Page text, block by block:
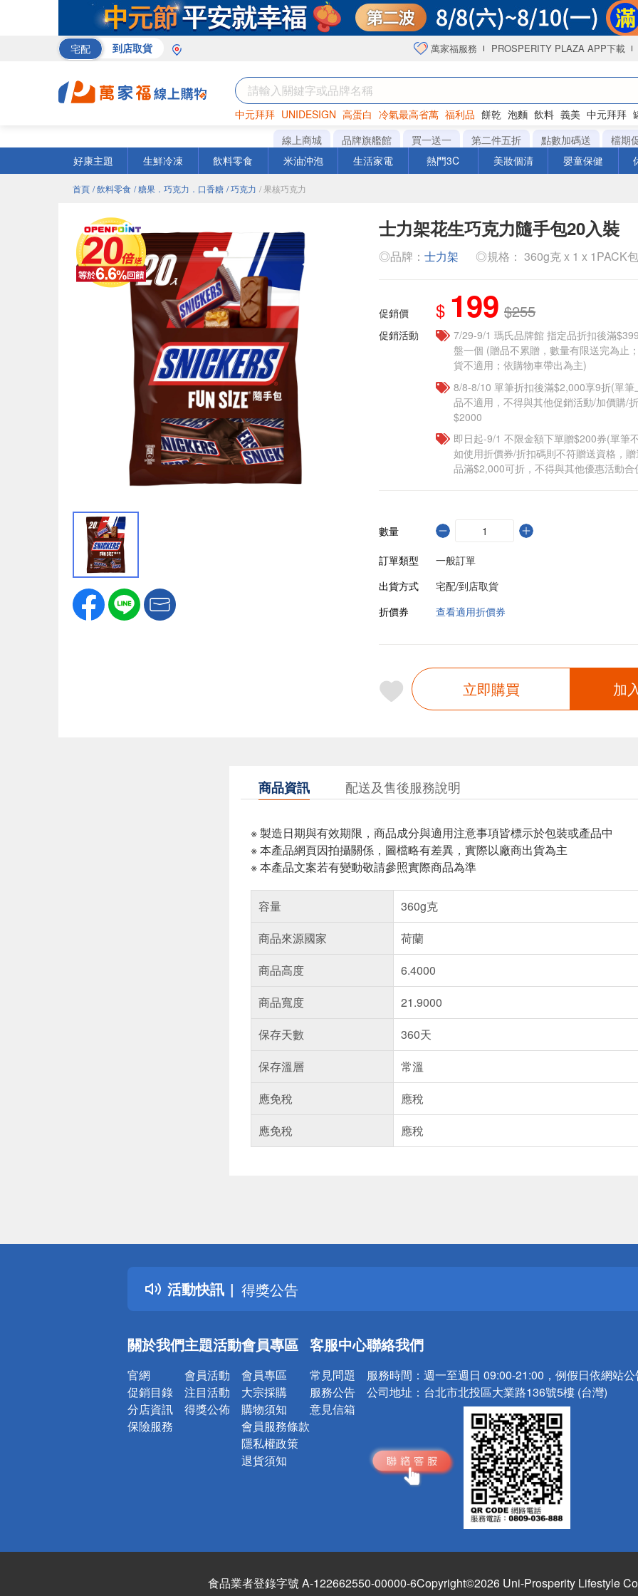
宅配 到店取貨 萬家福服務 PROSPERITY PLAZA APP下載
中元拜拜 UNIDESIGN 高蛋白 冷氣最高省萬 福利品 餅乾 泡麵 飲料 義美 中元拜拜
巧克力 衛生紙 咖啡
線上商城 品牌旗艦館 買一送一 第二件五折 點數加碼送
檔期
好康主題
生鮮冷凍 飲料零食 米油沖泡 生活家電 熱門3C 美妝個清 嬰童保健
首頁 / 飲料零食 / 糖果．巧克力．口香糖 / 巧克力 / 果核巧克力
士力架花生巧克力隨手包20入裝
◎品牌： 士力架 ◎規格： 360g克 x 1 x 1PACK包
促銷價 $ 199 $255
促銷活動
7/29-9/1 瑪氏品牌館 指定品折扣後滿
盤一個​ (贈品不累贈，數量有限送完為止
貨不適用；依購物車帶出為主)
8/8-8/10 單筆折扣後滿$2,000享9折(單
品不適用，不得與其他促銷活動/加價購/
$2000
即日起-9/1 不限金額下單贈$200券(單筆
如使用折價券/折扣碼則不符贈送資格，
品滿$2,000可折，不得與其他優惠活動合
數量
訂單類型
一般訂單
出貨方式
宅配/到店取貨
折價券
查看適用折價券
立即購買 加
商品資訊 配送及售後服務說明
※ 製造日期與有效期限，商品成分與適用注意事項皆標示於包裝或產品中
※ 本產品網頁因拍攝關係，圖檔略有差異，實際以廠商出貨為主
※ 本產品文案若有變動敬請參照實際商品為準
容量
360g克
商品來源國家
荷蘭
商品高度
6.4000
商品寬度
21.9000
保存天數
360天
保存溫層
常溫
應免稅
應稅
應免稅
應稅
活動快訊
詐騙網頁！請小心！
得獎公告
熱門話題
銀行優惠
詐騙網頁！請小心！
關於我們
官網
促銷目錄
分店資訊
保險服務
主題活動
會員活動
注目活動
得獎公佈
會員專區
會員專區
大宗採購
購物須知
會員服務條款
隱私權政策
退貨須知
客服中心
常見問題
服務公告
意見信箱
聯絡我們
服務時間： 週一至週日 09:00-21:00，例假日依網站
公司地址： 台北市北投區大業路136號5樓 (台灣)
食品業者登錄字號 A-122662550-00000-6Copyright©2026 Uni-Prosperity Lifestyle